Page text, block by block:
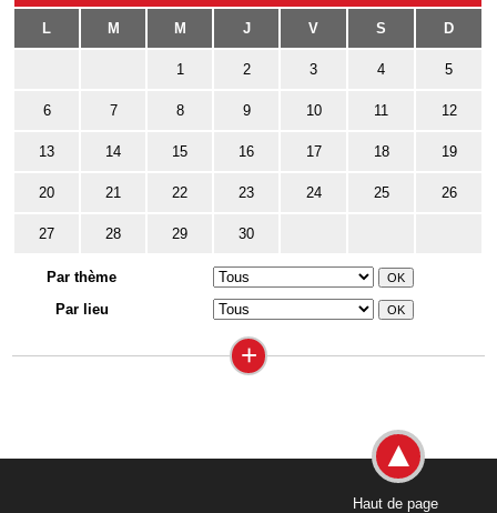
L M M J V S D
1 2 3 4 5
6 7 8 9 10 11 12
13 14 15 16 17 18 19
20 21 22 23 24 25 26
27 28 29 30
Par thème
Par lieu
+
Haut de page